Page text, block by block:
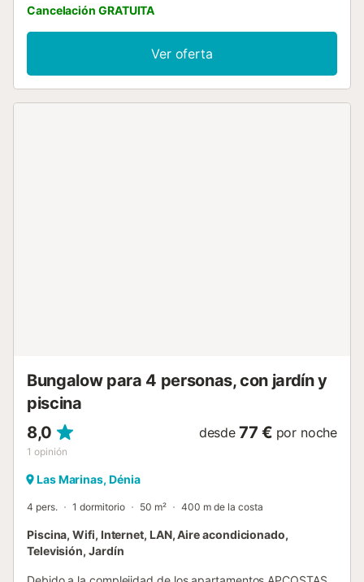
Cancelación GRATUITA
Ver oferta
Bungalow para 4 personas, con jardín y
piscina
8,0
1 opinión
desde 77 € por noche
Las Marinas, Dénia
4 pers. 1 dormitorio 50 m² 400 m de la costa
Piscina, Wifi, Internet, LAN, Aire acondicionado,
Televisión, Jardín